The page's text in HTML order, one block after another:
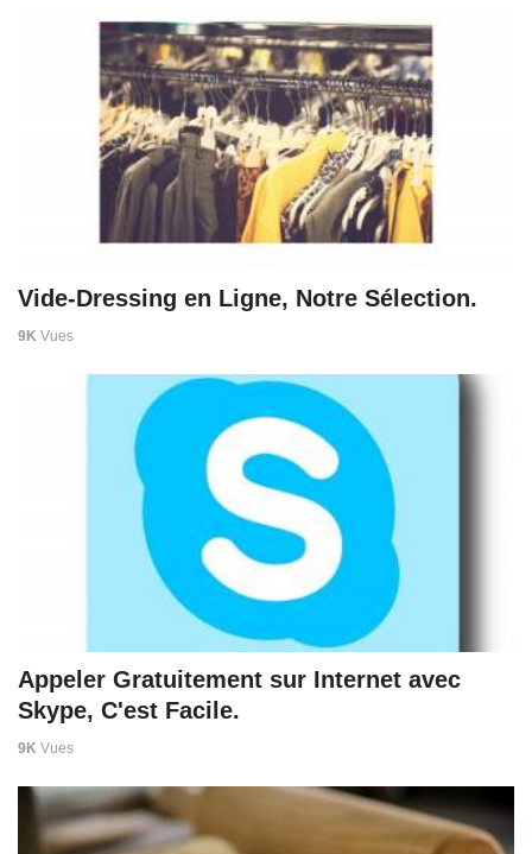
Vide-Dressing en Ligne, Notre Sélection.
9K Vues
Appeler Gratuitement sur Internet avec
Skype, C'est Facile.
9K Vues